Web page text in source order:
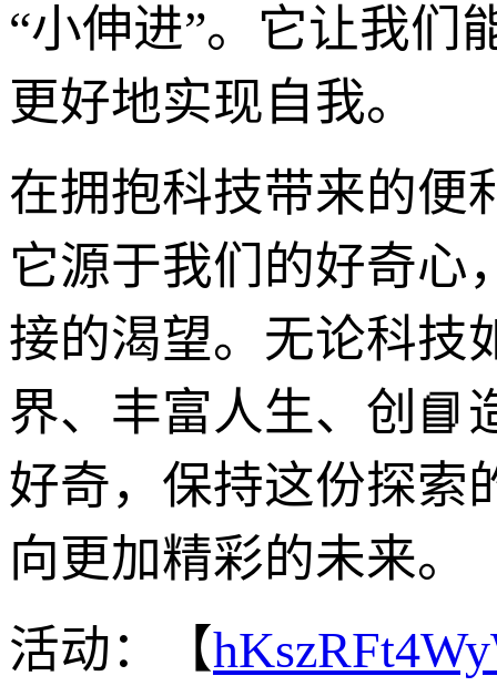
“小伸进”。它让我们
更好地实现自我。
在拥抱科技带来的便
它源于我们的好奇心
接的渴望。无论科技
界、丰富人生、创📘
好奇，保持这份探索
向更加精彩的未来。
活动：【